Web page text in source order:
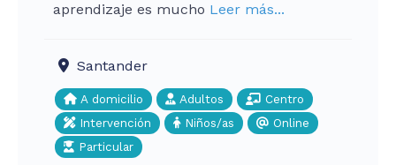
aprendizaje es mucho Leer más...
Santander
A domicilio Adultos
Centro
Intervención
Niños/as
Online
Particular